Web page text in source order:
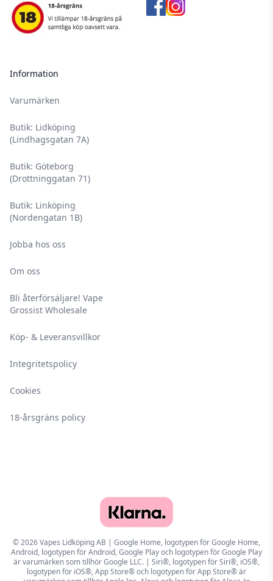
Information
Varumärken
Butik: Lidköping
(Lindhagsgatan 7A)
Butik: Göteborg
(Drottninggatan 71)
Butik: Linköping
(Nordengatan 1B)
Jobba hos oss
Om oss
Bli återförsäljare! Vape
Grossist Wholesale
Köp- & Leveransvillkor
Integritetspolicy
Cookies
18-årsgräns policy
© 2026 Vapes Lidköping AB | Google Home, logotypen för Google Home,
Android, logotypen för Android, Google Play och logotypen för Google Play
är varumärken som tillhör Google LLC. | Siri®, logotypen för Siri®, iOS®,
logotypen för iOS®, App Store® och logotypen för App Store® är